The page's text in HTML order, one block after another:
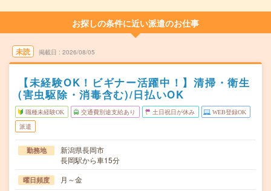
お探しの条件に近い派遣のお仕事
未読 掲載日 2026/08/05
【未経験OK！ビギナー活躍中！】清掃・衛生
(害虫駆除・消毒含む)/日払いOK
職種未経験OK 交通費別途支給あり 土日祝日が休み WEB登録OK
派遣
勤務地
新潟県長岡市
長岡駅から車15分
曜日頻度 月～金